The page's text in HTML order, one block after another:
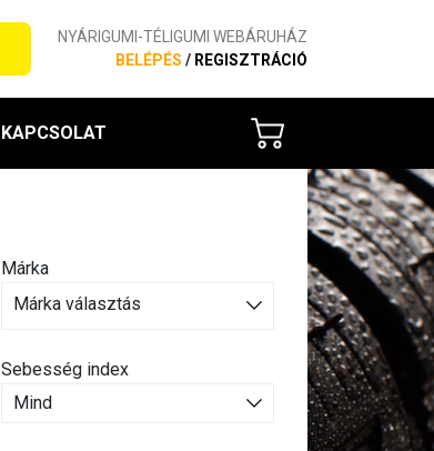
NYÁRIGUMI-TÉLIGUMI WEBÁRUHÁZ
BELÉPÉS / REGISZTRÁCIÓ
KAPCSOLAT
Márka
Márka választás
Sebesség index